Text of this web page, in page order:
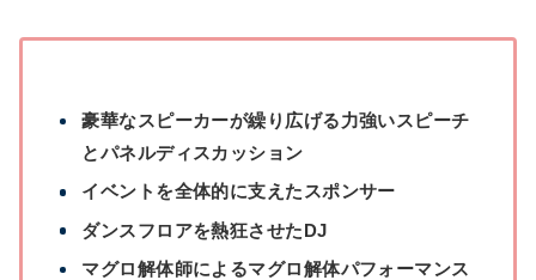
豪華なスピーカーが繰り広げる力強いスピーチ
とパネルディスカッション
イベントを全体的に支えたスポンサー
ダンスフロアを熱狂させたDJ
マグロ解体師によるマグロ解体パフォーマンス